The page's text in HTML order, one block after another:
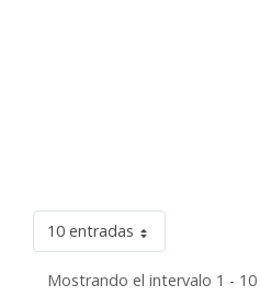
10 entradas
Mostrando el intervalo 1 -